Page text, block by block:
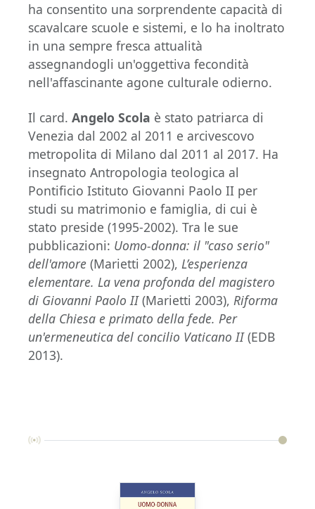
ha consentito una sorprendente capacità di
scavalcare scuole e sistemi, e lo ha inoltrato
in una sempre fresca attualità
assegnandogli un'oggettiva fecondità
nell'affascinante agone culturale odierno.
Il card. Angelo Scola è stato patriarca di
Venezia dal 2002 al 2011 e arcivescovo
metropolita di Milano dal 2011 al 2017. Ha
insegnato Antropologia teologica al
Pontificio Istituto Giovanni Paolo II per
studi su matrimonio e famiglia, di cui è
stato preside (1995-2002). Tra le sue
pubblicazioni: Uomo-donna: il "caso serio"
dell'amore (Marietti 2002), L’esperienza
elementare. La vena profonda del magistero
di Giovanni Paolo II(Marietti 2003), Riforma
della Chiesa e primato della fede. Per
un'ermeneutica del concilio Vaticano II(EDB
2013).